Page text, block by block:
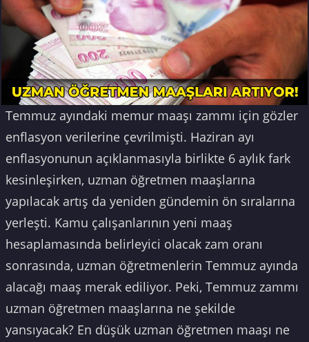
Temmuz ayındaki memur maaşı zammı için gözler
enflasyon verilerine çevrilmişti. Haziran ayı
enflasyonunun açıklanmasıyla birlikte 6 aylık fark
kesinleşirken, uzman öğretmen maaşlarına
yapılacak artış da yeniden gündemin ön sıralarına
yerleşti. Kamu çalışanlarının yeni maaş
hesaplamasında belirleyici olacak zam oranı
sonrasında, uzman öğretmenlerin Temmuz ayında
alacağı maaş merak ediliyor. Peki, Temmuz zammı
uzman öğretmen maaşlarına ne şekilde
yansıyacak? En düşük uzman öğretmen maaşı ne